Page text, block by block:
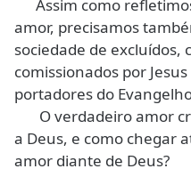
Assim como
amor, precisamos
sociedade de excluídos,
comissionados por
portadores do
O verdadeiro amor
a Deus, e como chegar
amor diante de Deus?